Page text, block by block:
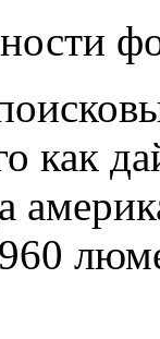
как